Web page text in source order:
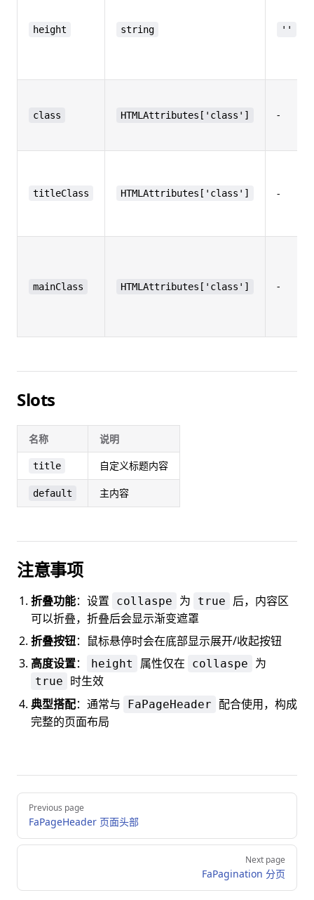
height string ''
class HTMLAttributes['class'] -
titleClass HTMLAttributes['class'] -
mainClass HTMLAttributes['class'] -
Slots
名称 说明
title 自定义标题内容
default 主内容
注意事项
折叠功能：设置 collaspe 为 true
后，内容区
可以折叠，折叠后会显示渐变遮罩
折叠按钮：鼠标悬停时会在底部显示展开/收起按钮
高度设置： height 属性仅在 collaspe 为
true
时生效
典型搭配：通常与 FaPageHeader
配合使用，构成
完整的页面布局
Pager
Previous page
FaPageHeader 页面头部
Next page
FaPagination 分页